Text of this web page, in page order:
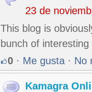
23 de
This blog is
bunch of
0 · Me gusta · No
Kamagra